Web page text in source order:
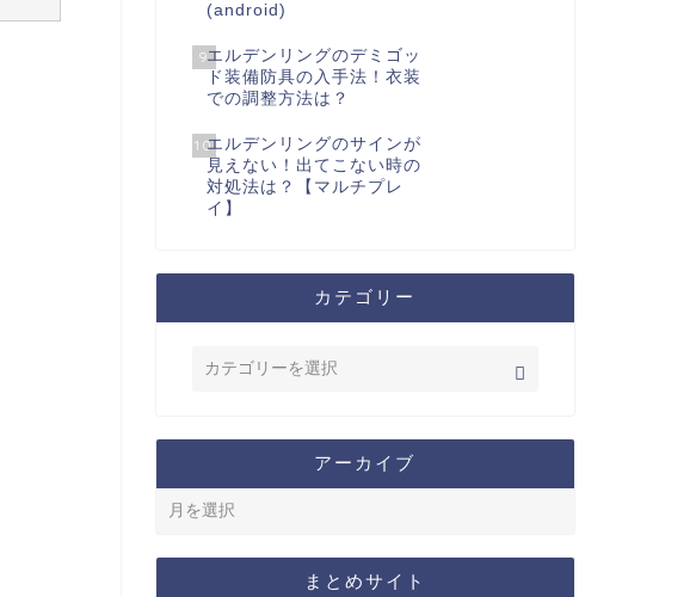
(android)
9エルデンリングのデミゴッ
ド装備防具の入手法！衣装
での調整方法は？
10エルデンリングのサインが
見えない！出てこない時の
対処法は？【マルチプレ
イ】
カテゴリー
アーカイブ
まとめサイト